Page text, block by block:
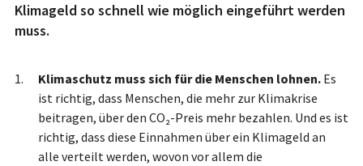
Klimageld so schnell wie möglich eingeführt werden
muss.
Klimaschutz muss sich für die Menschen lohnen.Es
ist richtig, dass Menschen, die mehr zur Klimakrise
beitragen, über den CO₂-Preis mehr bezahlen. Und es ist
richtig, dass diese Einnahmen über ein Klimageld an
alle verteilt werden, wovon vor allem die